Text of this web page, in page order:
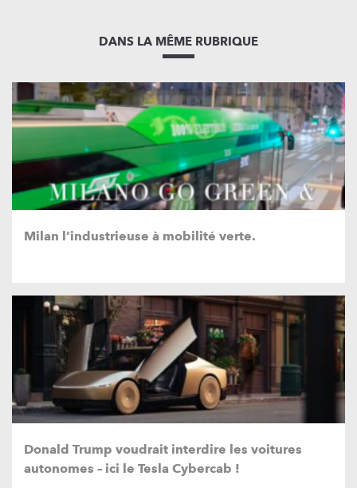
DANS LA MÊME RUBRIQUE
Milan l’industrieuse à mobilité verte.
Donald Trump voudrait interdire les voitures
autonomes – ici le Tesla Cybercab !